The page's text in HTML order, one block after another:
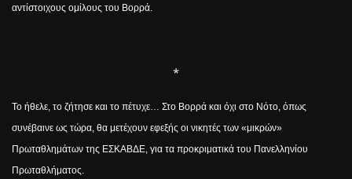
αντίστοιχους ομίλους του Βορρά.
*
Το ήθελε, το ζήτησε και το πέτυχε… Στο Βορρά και όχι στο Νότο, όπως
συνέβαινε ως τώρα, θα μετέχουν εφεξής οι νικητές των «μικρών»
Πρωταθλημάτων της ΕΣΚΑΒΔΕ, για τα προκριματικά του Πανελληνίου
Πρωταθλήματος.